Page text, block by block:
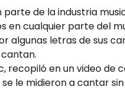
de la industria
en cualquier parte del
algunas letras de sus
recopiló en un video de
le midieron a cantar